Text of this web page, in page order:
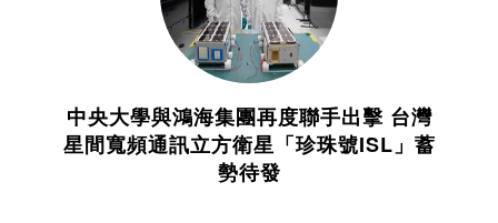
中央大學與鴻海集團再度聯手出擊 台灣
星間寬頻通訊立方衛星「珍珠號ISL」蓄
勢待發